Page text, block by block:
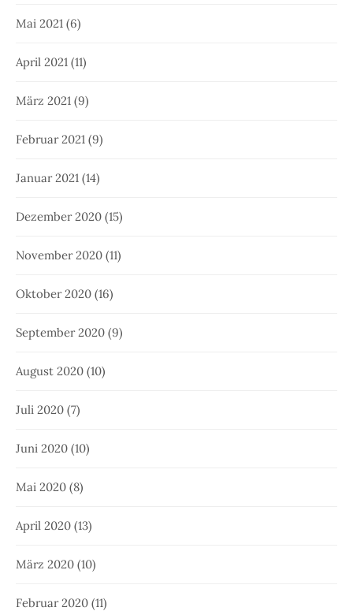
Mai 2021 (6)
April 2021 (11)
März 2021 (9)
Februar 2021 (9)
Januar 2021 (14)
Dezember 2020 (15)
November 2020 (11)
Oktober 2020 (16)
September 2020 (9)
August 2020 (10)
Juli 2020 (7)
Juni 2020 (10)
Mai 2020 (8)
April 2020 (13)
März 2020 (10)
Februar 2020 (11)